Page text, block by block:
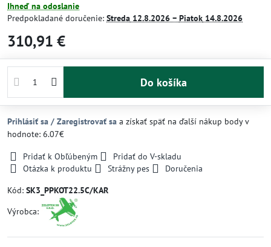
Ihneď na odoslanie
Predpokladané doručenie: Streda 12.8.2026 − Piatok 14.8.2026
310,91 €
Do košíka
Prihlásiť sa / Zaregistrovať sa a získať späť na ďalší nákup body v
hodnote: 6.07€
Pridať k Obľúbeným
Pridať do V-skladu
Otázka k produktu
Strážny pes
Doručenia
Kód: SK3_PPKOT22.5C/KAR
Výrobca: